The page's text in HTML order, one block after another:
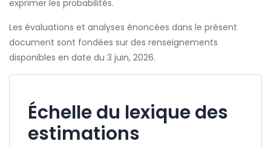
exprimer les probabilités.
Les évaluations et analyses énoncées dans le présent
document sont fondées sur des renseignements
disponibles en date du 3 juin, 2026.
Échelle du lexique des
estimations